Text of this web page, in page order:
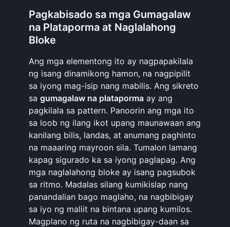
Pagkabisado sa mga Gumagalaw
na Plataporma at Naglalahong
Bloke
Ang mga elementong ito ay nagpapakilala
ng isang dinamikong hamon, na nagpipilit
sa iyong mag-isip nang mabilis. Ang sikreto
sa gumagalaw na plataporma ay ang
pagkilala sa pattern. Panoorin ang mga ito
sa loob ng ilang ikot upang maunawaan ang
kanilang bilis, landas, at anumang paghinto
na maaaring mayroon sila. Tumalon lamang
kapag sigurado ka sa iyong paglapag. Ang
mga naglalahong bloke ay isang pagsubok
sa ritmo. Madalas silang kumikislap nang
panandalian bago maglaho, na nagbibigay
sa iyo ng maliit na bintana upang kumilos.
Magplano ng ruta na nagbibigay-daan sa